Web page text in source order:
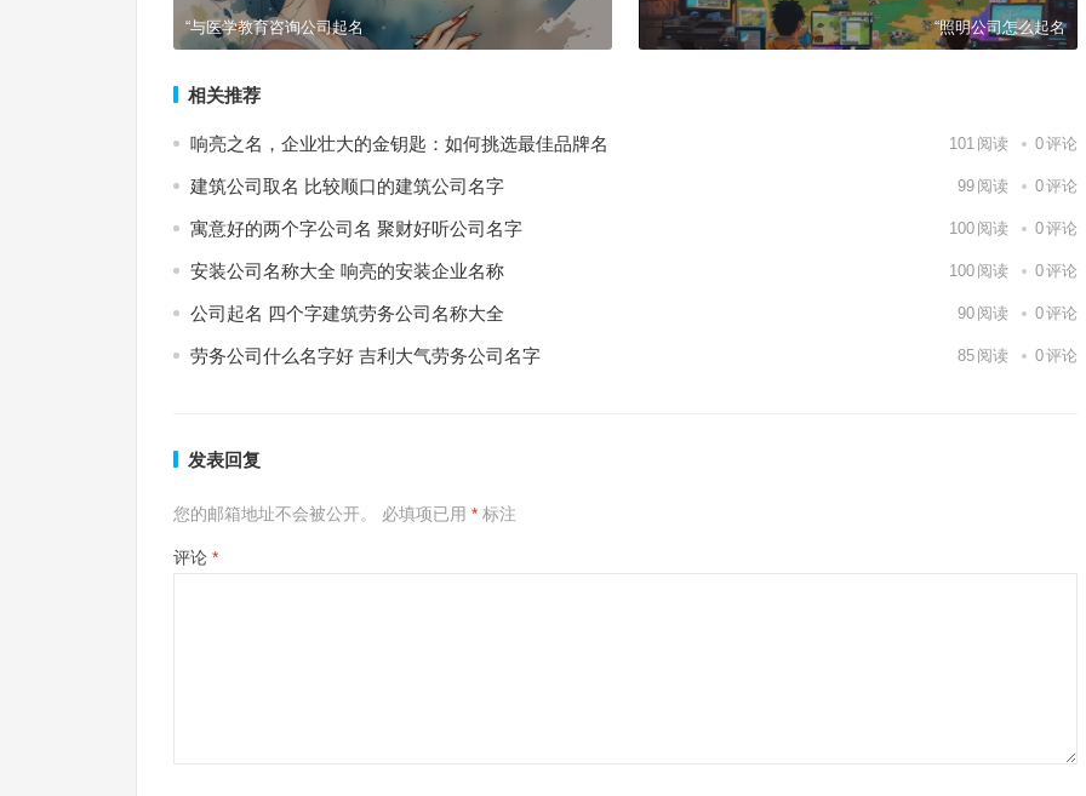
“与医学教育咨询公司起名 “照明公司怎么起名
相关推荐
响亮之名，企业壮大的金钥匙：如何挑选最佳品牌名 101 阅读 0评论
建筑公司取名 比较顺口的建筑公司名字 99 阅读 0评论
寓意好的两个字公司名 聚财好听公司名字 100 阅读 0评论
安装公司名称大全 响亮的安装企业名称 100 阅读 0评论
公司起名 四个字建筑劳务公司名称大全 90 阅读 0评论
劳务公司什么名字好 吉利大气劳务公司名字 85 阅读 0评论
发表回复
您的邮箱地址不会被公开。 必填项已用 * 标注
评论 *